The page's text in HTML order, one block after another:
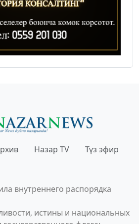
Назар TV Түз эфир
внутреннего распорядка
истины и национальных